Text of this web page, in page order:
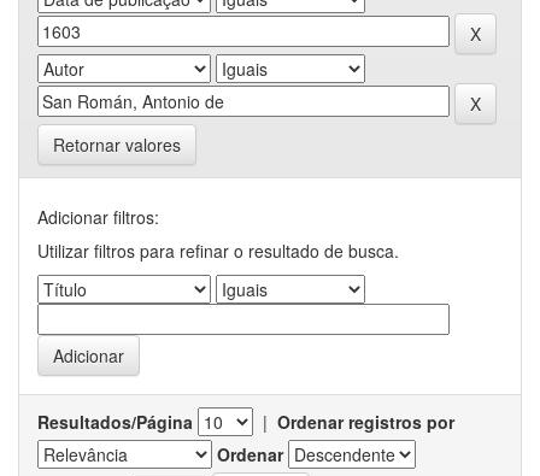
Retornar valores
Adicionar filtros:
Utilizar filtros para refinar o resultado de busca.
Resultados/Página | Ordenar registros por
Ordenar